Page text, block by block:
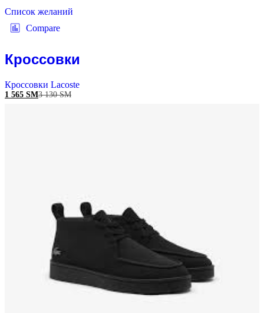
Список желаний
Compare
Кроссовки
Кроссовки Lacoste
1 565 ЅМ3 130ЅМ